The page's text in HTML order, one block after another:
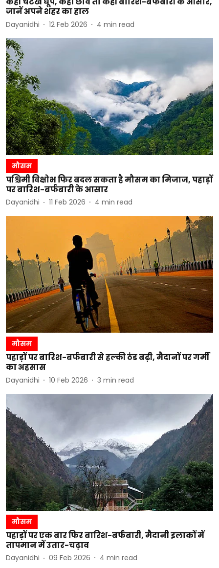
जानें अपने शहर का हाल
Dayanidhi 12 Feb 2026 4 min read
मौसम
पश्चिमी विक्षोभ फिर बदल सकता है मौसम का मिजाज, पहाड़ों
पर बारिश-बर्फबारी के आसार
Dayanidhi 11 Feb 2026 4 min read
मौसम
पहाड़ों पर बारिश-बर्फबारी से हल्की ठंड बढ़ी, मैदानों पर गर्मी
का अहसास
Dayanidhi 10 Feb 2026 3 min read
मौसम
पहाड़ों पर एक बार फिर बारिश-बर्फबारी, मैदानी इलाकों में
तापमान में उतार-चढ़ाव
Dayanidhi 09 Feb 2026 4 min read